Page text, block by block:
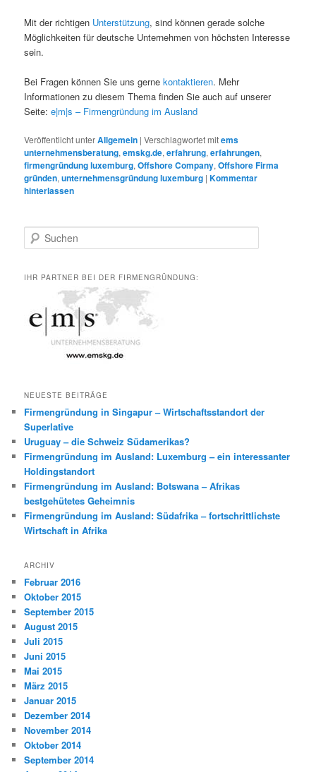
Mit der richtigen Unterstützung, sind können gerade solche
Möglichkeiten für deutsche Unternehmen von höchsten Interesse
sein.
Bei Fragen können Sie uns gernekontaktieren. Mehr
Informationen zu diesem Thema finden Sie auch auf unserer
Seite:e|m|s – Firmengründung im Ausland
Veröffentlicht unterAllgemein |Verschlagwortet mitems
unternehmensberatung,emskg.de,erfahrung,erfahrungen,
firmengründung luxemburg,Offshore Company,Offshore Firma
gründen,unternehmensgründung luxemburg |Kommentar
hinterlassen
u
h
IHR PARTNER BEI DER FIRMENGRÜNDUNG:
NEUESTE BEITRÄGE
Firmengründung in Singapur – Wirtschaftsstandort der
Superlative
Uruguay – die Schweiz Südamerikas?
Firmengründung im Ausland: Luxemburg – ein interessanter
Holdingstandort
Firmengründung im Ausland: Botswana – Afrikas
bestgehütetes Geheimnis
Firmengründung im Ausland: Südafrika – fortschrittlichste
Wirtschaft in Afrika
ARCHIV
Februar 2016
Oktober 2015
September 2015
August 2015
Juli 2015
Juni 2015
Mai 2015
März 2015
Januar 2015
Dezember 2014
November 2014
Oktober 2014
September 2014